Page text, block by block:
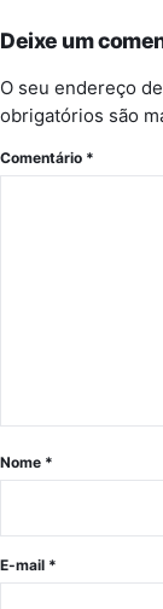
Deixe um
O seu endereço
obrigatórios são
Comentário *
Nome *
E-mail *